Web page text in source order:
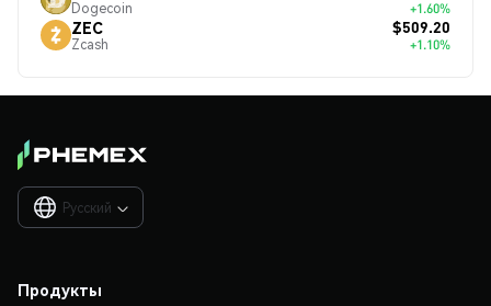
Dogecoin +1.60%
ZEC
Zcash
$509.20
+1.10%
Русский 
Продукты